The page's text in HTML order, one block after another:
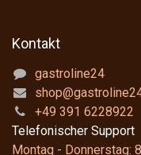
Kontakt
gastroline24
+49 391 6228922
Telefonischer Support
Montag - Donnerstag: